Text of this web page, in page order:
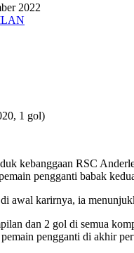
2022
1 gol)
kebanggaan RSC
pengganti babak
awal karirnya, ia
dan 2 gol di semua
pengganti di akhir